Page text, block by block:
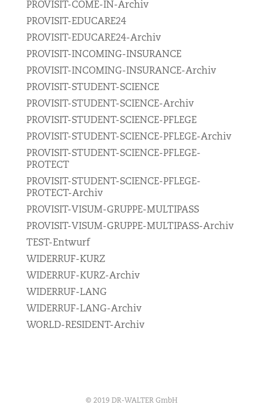
PROVISIT-COME-IN-Archiv
PROVISIT-EDUCARE24
PROVISIT-EDUCARE24-Archiv
PROVISIT-INCOMING-INSURANCE
PROVISIT-INCOMING-INSURANCE-Archiv
PROVISIT-STUDENT-SCIENCE
PROVISIT-STUDENT-SCIENCE-Archiv
PROVISIT-STUDENT-SCIENCE-PFLEGE
PROVISIT-STUDENT-SCIENCE-PFLEGE-Archiv
PROVISIT-STUDENT-SCIENCE-PFLEGE-
PROTECT
PROVISIT-STUDENT-SCIENCE-PFLEGE-
PROTECT-Archiv
PROVISIT-VISUM-GRUPPE-MULTIPASS
PROVISIT-VISUM-GRUPPE-MULTIPASS-Archiv
TEST-Entwurf
WIDERRUF-KURZ
WIDERRUF-KURZ-Archiv
WIDERRUF-LANG
WIDERRUF-LANG-Archiv
WORLD-RESIDENT-Archiv
© 2019 DR-WALTER GmbH